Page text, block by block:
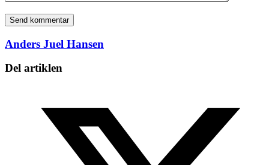
Anders Juel Hansen
Del artiklen